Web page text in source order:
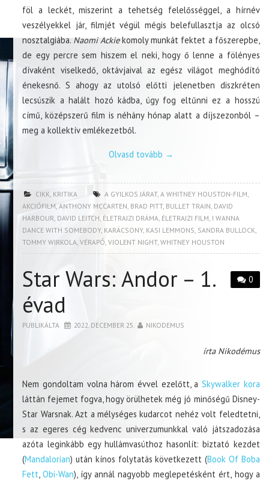
föl a leckét, miszerint a tehetség felelősséggel, a hírnév
veszélyekkel jár, filmjét végül mégis belefullasztja az olcsó
nosztalgiába. Naomi Ackiekomoly munkát fektet a főszerepbe,
de egy percre sem hiszem el neki, hogy ő lenne a fölényes
dívaként viselkedő, oktávjaival az egész világot meghódító
énekesnő. S ahogy az utolsó előtti jelenetben diszkréten
lecsúszik a halált hozó kádba, úgy fog eltűnni ez a hosszú
című, középszerű film is néhány hónap alatt a díjszezonból –
meg a kollektív emlékezetből.
Olvasd tovább →
CIKK KRITIKA A GYILKOS JÁRAT,A WHITNEY HOUSTON-FILM
AKCIÓFILM ,ANTHONY MCCARTEN BRAD PITT, BULLET TRAIN DAVID
HARBOUR DAVID LEITCH ÉLETRAJZI DRÁMA ÉLETRAJZI FILM I WANNA
DANCE WITH SOMEBODY, KARÁCSONY, KASI LEMMONS SANDRA BULLOCK
TOMMY WIRKOLA ,VÉRAPÓ ,VIOLENT NIGHT,WHITNEY HOUSTON
0
Star Wars: Andor – 1.
évad
PUBLIKÁLTA 2022. DECEMBER 25. NIKODEMUS
írta Nikodémus
Nem gondoltam volna három évvel ezelőtt, a Skywalker kora
láttán fejemet fogva, hogy örülhetek még jó minőségű Disney-
Star Warsnak. Azt a mélységes kudarcot nehéz volt feledtetni,
s az egeres cég kedvenc univerzumunkkal való játszadozása
azóta leginkább egy hullámvasúthoz hasonlít: biztató kezdet
(Mandalorian) után kínos folytatás következett (Book Of Boba
Fett ,Obi-Wan), így annál nagyobb meglepetésként ért, hogy a